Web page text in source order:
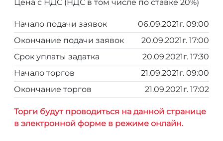
Цена с НДС (НДС в том числе по ставке 20%)
Начало подачи заявок
06.09.2021г. 09:00
Окончание подачи заявок
20.09.2021г. 17:00
Срок уплаты задатка
20.09.2021г. 17:30
Начало торгов
21.09.2021г. 09:00
Окончание торгов
21.09.2021г. 17:02
Торги будут проводиться на данной странице
в электронной форме в режиме онлайн.